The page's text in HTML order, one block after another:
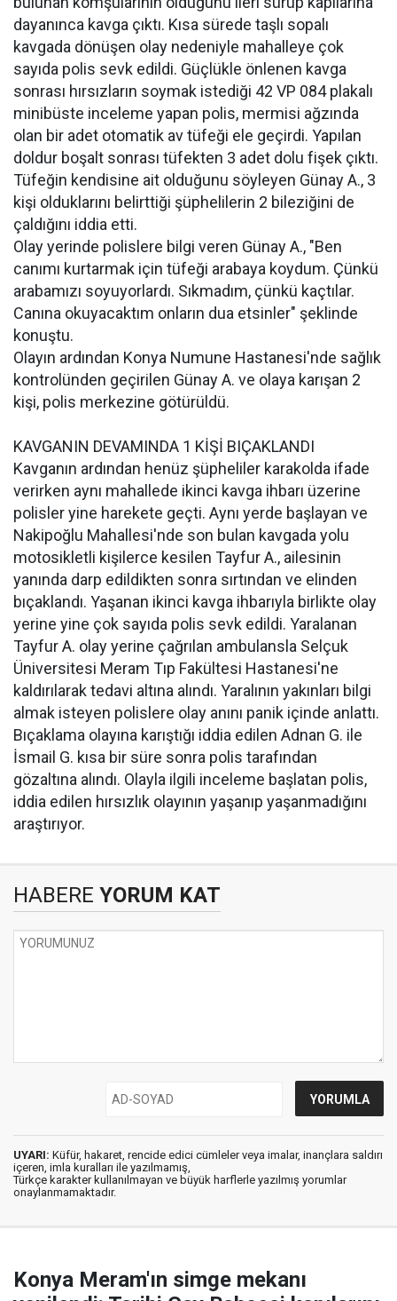
dayanınca kavga çıktı. Kısa sürede taşlı sopalı
kavgada dönüşen olay nedeniyle mahalleye çok
sayıda polis sevk edildi. Güçlükle önlenen kavga
sonrası hırsızların soymak istediği 42 VP 084 plakalı
minibüste inceleme yapan polis, mermisi ağzında
olan bir adet otomatik av tüfeği ele geçirdi. Yapılan
doldur boşalt sonrası tüfekten 3 adet dolu fişek çıktı.
Tüfeğin kendisine ait olduğunu söyleyen Günay A., 3
kişi olduklarını belirttiği şüphelilerin 2 bileziğini de
çaldığını iddia etti.
Olay yerinde polislere bilgi veren Günay A., "Ben
canımı kurtarmak için tüfeği arabaya koydum. Çünkü
arabamızı soyuyorlardı. Sıkmadım, çünkü kaçtılar.
Canına okuyacaktım onların dua etsinler" şeklinde
konuştu.
Olayın ardından Konya Numune Hastanesi'nde sağlık
kontrolünden geçirilen Günay A. ve olaya karışan 2
kişi, polis merkezine götürüldü.
KAVGANIN DEVAMINDA 1 KİŞİ BIÇAKLANDI
Kavganın ardından henüz şüpheliler karakolda ifade
verirken aynı mahallede ikinci kavga ihbarı üzerine
polisler yine harekete geçti. Aynı yerde başlayan ve
Nakipoğlu Mahallesi'nde son bulan kavgada yolu
motosikletli kişilerce kesilen Tayfur A., ailesinin
yanında darp edildikten sonra sırtından ve elinden
bıçaklandı. Yaşanan ikinci kavga ihbarıyla birlikte olay
yerine yine çok sayıda polis sevk edildi. Yaralanan
Tayfur A. olay yerine çağrılan ambulansla Selçuk
Üniversitesi Meram Tıp Fakültesi Hastanesi'ne
kaldırılarak tedavi altına alındı. Yaralının yakınları bilgi
almak isteyen polislere olay anını panik içinde anlattı.
Bıçaklama olayına karıştığı iddia edilen Adnan G. ile
İsmail G. kısa bir süre sonra polis tarafından
gözaltına alındı. Olayla ilgili inceleme başlatan polis,
iddia edilen hırsızlık olayının yaşanıp yaşanmadığını
araştırıyor.
HABERE YORUM KAT
UYARI: Küfür, hakaret, rencide edici cümleler veya imalar, inançlara saldırı
içeren, imla kuralları ile yazılmamış,
Türkçe karakter kullanılmayan ve büyük harflerle yazılmış yorumlar
onaylanmamaktadır.
Konya Meram'ın simge mekanı